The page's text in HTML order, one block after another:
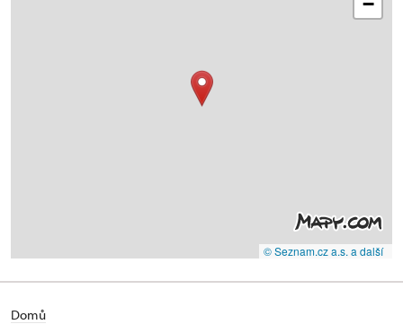
© Seznam.cz a.s. a další
Domů